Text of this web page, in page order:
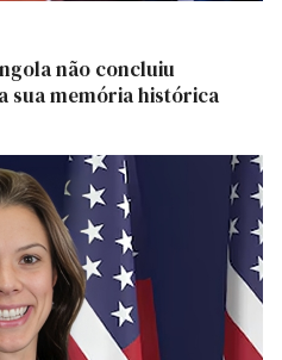
não concluiu
sua memória histórica